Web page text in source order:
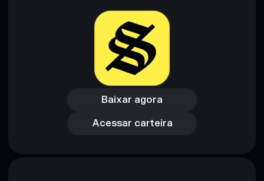
Baixar agora
Baixar agora
Acessar carteira
Acessar carteira